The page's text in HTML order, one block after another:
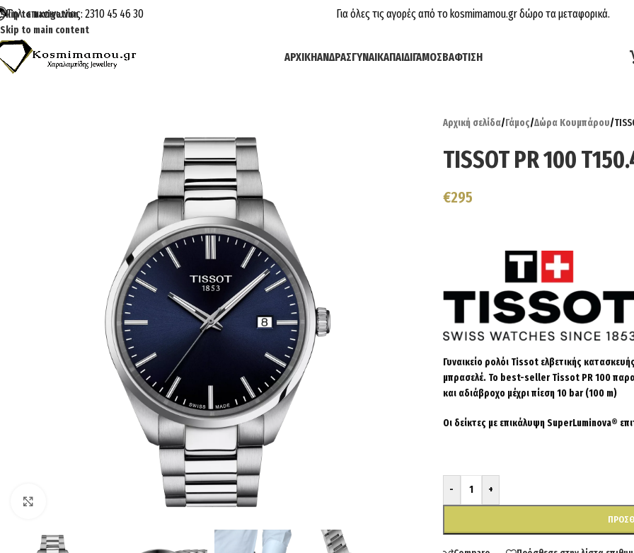
Skip to navigation
Skip to main content
Τηλ. επικοινωνίας: 2310 45 46 30 Για όλες τις αγορές από το kosmimamou.gr δώρο τα μεταφορικά.
ΑΡΧΙΚΉΆΝΔΡΑΣΓΥΝΑΊΚΑΠΑΙΔΊΓΆΜΟΣΒΆΦΤΙΣΗ
Αρχική σελίδα/Γάμος/Δώρα Κουμπάρου/
TISSOT PR 100
€295
Γυναικείο ρολόι Tissot ελβετικής
μπρασελέ. Το best-seller Tissot PR 100
και αδιάβροχο μέχρι πίεση 10 bar (100 m)
Οι δείκτες με επικάλυψη SuperLuminova®
- +